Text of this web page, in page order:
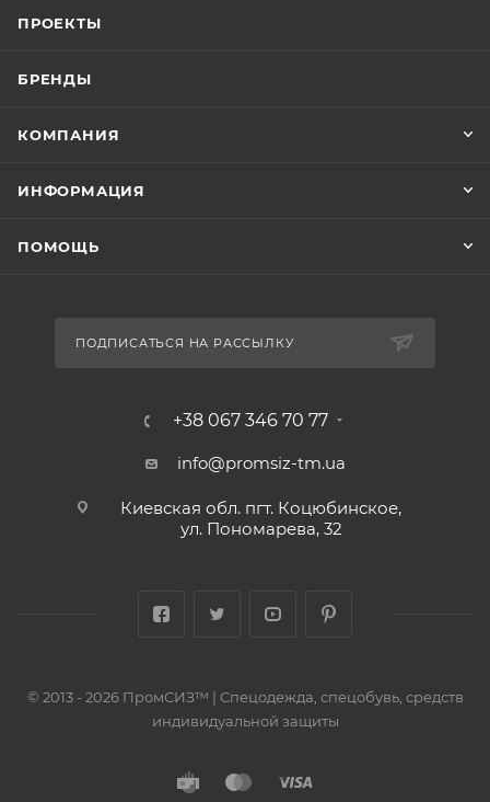
ПРОЕКТЫ
БРЕНДЫ
КОМПАНИЯ
ИНФОРМАЦИЯ
ПОМОЩЬ
ПОДПИСАТЬСЯ НА РАССЫЛКУ
+38 067 346 70 77
info@promsiz-tm.ua
Киевская обл. пгт. Коцюбинское,
ул. Пономарева, 32
© 2013 - 2026 ПромСИЗ™ | Спецодежда, спецобувь, средств
индивидуальной защиты